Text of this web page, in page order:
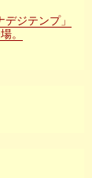
ジテンプ」
。